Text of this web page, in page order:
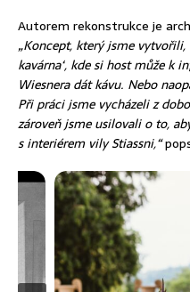
Autorem rekonstrukce je
„Koncept, který jsme
kavárna‘, kde si host může k
Wiesnera dát kávu. Nebo
Při práci jsme vycházeli z
zároveň jsme usilovali o to,
s interiérem vily Stiassni,“